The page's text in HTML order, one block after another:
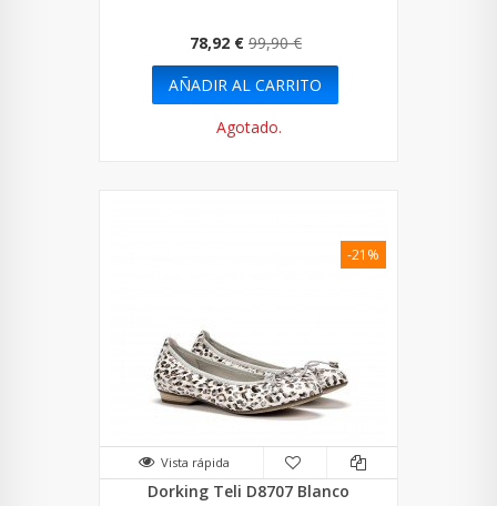
78,92 € 99,90 €
AÑADIR AL CARRITO
Agotado.
Vista rápida
Dorking Teli D8707 Blanco
-21%